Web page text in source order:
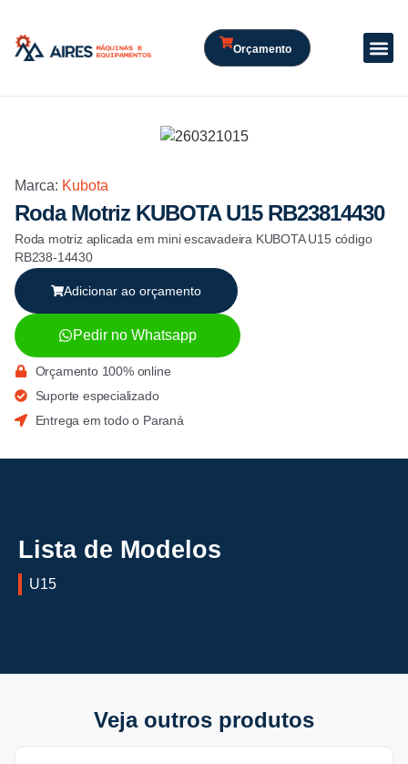
Orçamento
Marca: Kubota
Roda Motriz KUBOTA U15 RB23814430
Roda motriz aplicada em mini escavadeira KUBOTA U15 código
RB238-14430
Adicionar ao orçamento
Pedir no Whatsapp
Orçamento 100% online
Suporte especializado
Entrega em todo o Paraná
Lista de Modelos
U15
Veja outros produtos